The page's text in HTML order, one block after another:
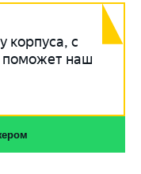
корпуса, с
наш